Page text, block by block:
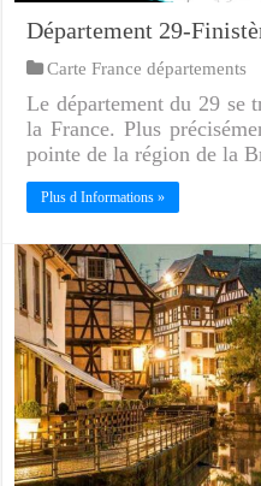
Département 29-
Carte France départements
Le département du 29 se
la France. Plus
pointe de la région de la
Plus d Informations »